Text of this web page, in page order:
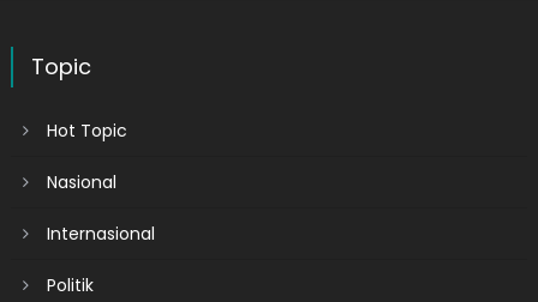
Topic
Hot Topic
Nasional
Internasional
Politik